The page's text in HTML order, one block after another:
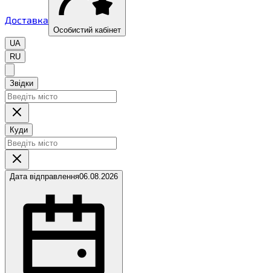
Доставка
Особистий кабінет
UA
RU
Звідки
Куди
Дата відправлення06.08.2026